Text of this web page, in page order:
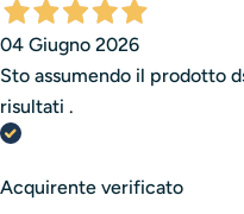
04 Giugno 2026
Sto assumendo il prodotto
risultati .
Acquirente verificato